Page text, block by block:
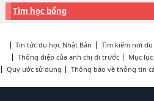
Tìm học bổng
Tin tức du học Nhật Bản Tìm kiếm nơi du
Thông điệp của anh chị đi trước
Mục
Quy ước sử dụng
Thông báo về thông tin